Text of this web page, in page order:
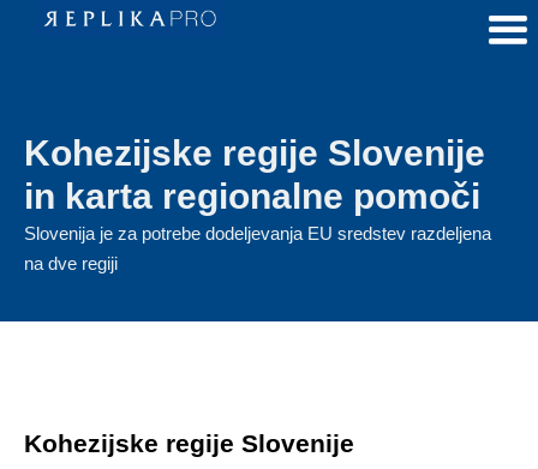
Kohezijske regije Slovenije
in karta regionalne pomoči
Slovenija je za potrebe dodeljevanja EU sredstev razdeljena
na dve regiji
Kohezijske regije Slovenije